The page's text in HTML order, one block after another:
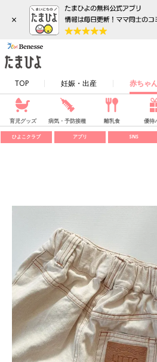
×
TOP 妊娠・出産 赤ちゃ
育児グッズ 病気・予防接種 離乳食 優待
ひよこクラブ アプリ SNS